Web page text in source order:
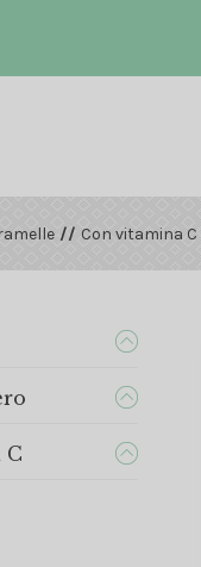
// Con vitamina C
C